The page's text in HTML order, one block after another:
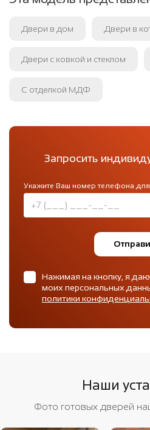
Двери в дом Двери в
Двери с ковкой и стеклом
С отделкой МДФ
Запросить
Укажите Ваш номер телефона для
Нажимая на кнопку, я
моих персональных
политики
Наши
Фото готовых дверей